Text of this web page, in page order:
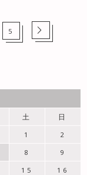
5
土 日
1
2
8
9
15
16